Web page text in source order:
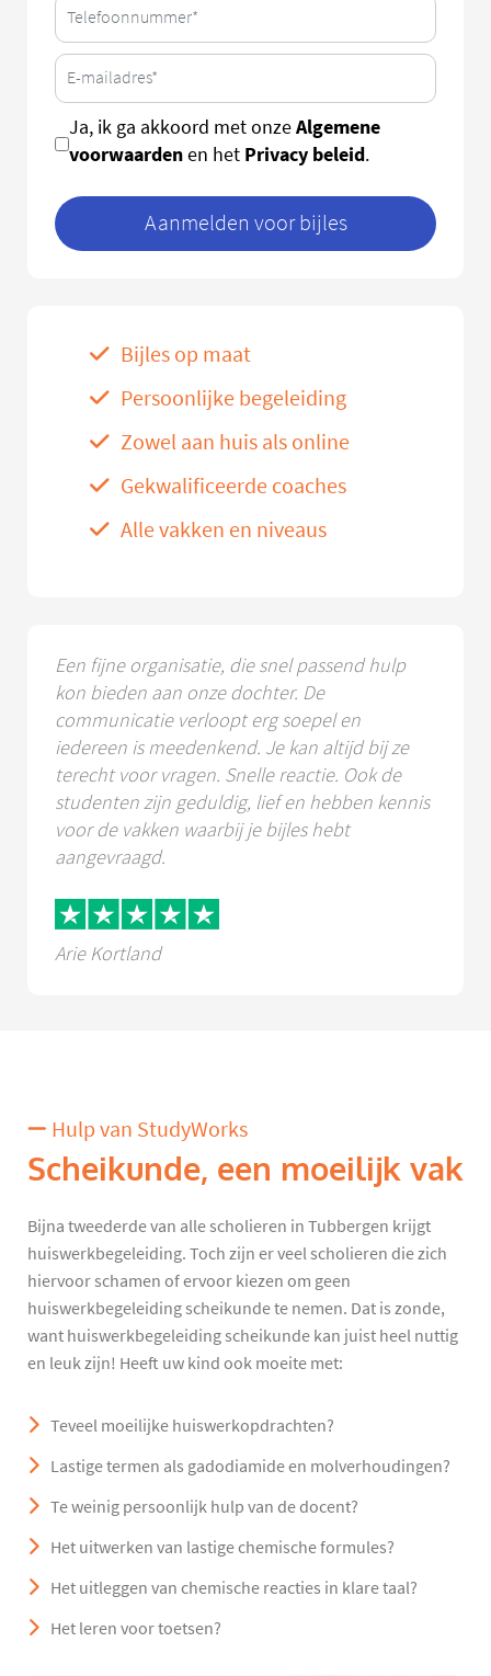
Ja, ik ga akkoord met onzeAlgemene
voorwaardenen het Privacy beleid.
Aanmelden voor bijles
Bijles op maat
Persoonlijke begeleiding
Zowel aan huis als online
Gekwalificeerde coaches
Alle vakken en niveaus
Een fijne organisatie, die snel passend hulp
kon bieden aan onze dochter. De
communicatie verloopt erg soepel en
iedereen is meedenkend. Je kan altijd bij ze
terecht voor vragen. Snelle reactie. Ook de
studenten zijn geduldig, lief en hebben kennis
voor de vakken waarbij je bijles hebt
aangevraagd.
Arie Kortland
Hulp van StudyWorks
Scheikunde, een moeilijk vak
Bijna tweederde van alle scholieren in Tubbergen krijgt
huiswerkbegeleiding. Toch zijn er veel scholieren die zich
hiervoor schamen of ervoor kiezen om geen
huiswerkbegeleiding scheikunde te nemen. Dat is zonde,
want huiswerkbegeleiding scheikunde kan juist heel nuttig
en leuk zijn! Heeft uw kind ook moeite met:
Teveel moeilijke huiswerkopdrachten?
Lastige termen als gadodiamide en molverhoudingen?
Te weinig persoonlijk hulp van de docent?
Het uitwerken van lastige chemische formules?
Het uitleggen van chemische reacties in klare taal?
Het leren voor toetsen?